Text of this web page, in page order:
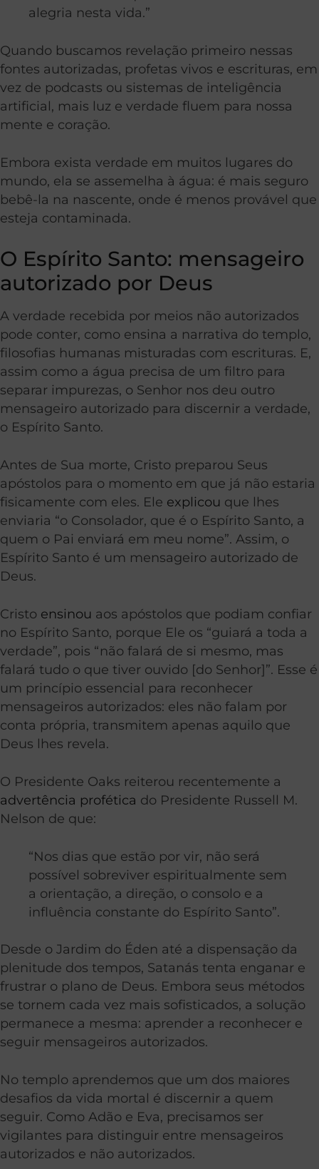
alegria nesta vida.”
Quando buscamos revelação primeiro nessas
fontes autorizadas, profetas vivos e escrituras, em
vez de podcasts ou sistemas de inteligência
artificial, mais luz e verdade fluem para nossa
mente e coração.
Embora exista verdade em muitos lugares do
mundo, ela se assemelha à água: é mais seguro
bebê-la na nascente, onde é menos provável que
esteja contaminada.
O Espírito Santo: mensageiro
autorizado por Deus
A verdade recebida por meios não autorizados
pode conter, como ensina a narrativa do templo,
filosofias humanas misturadas com escrituras. E,
assim como a água precisa de um filtro para
separar impurezas, o Senhor nos deu outro
mensageiro autorizado para discernir a verdade,
o Espírito Santo.
Antes de Sua morte, Cristo preparou Seus
apóstolos para o momento em que já não estaria
fisicamente com eles. Ele explicou que lhes
enviaria “o Consolador, que é o Espírito Santo, a
quem o Pai enviará em meu nome”. Assim, o
Espírito Santo é um mensageiro autorizado de
Deus.
Cristo ensinou aos apóstolos que podiam confiar
no Espírito Santo, porque Ele os “guiará a toda a
verdade”, pois “não falará de si mesmo, mas
falará tudo o que tiver ouvido [do Senhor]”. Esse é
um princípio essencial para reconhecer
mensageiros autorizados: eles não falam por
conta própria, transmitem apenas aquilo que
Deus lhes revela.
O Presidente Oaks reiterou recentemente a
advertência profética do Presidente Russell M.
Nelson de que:
“Nos dias que estão por vir, não será
possível sobreviver espiritualmente sem
a orientação, a direção, o consolo e a
influência constante do Espírito Santo”.
Desde o Jardim do Éden até a dispensação da
plenitude dos tempos, Satanás tenta enganar e
frustrar o plano de Deus. Embora seus métodos
se tornem cada vez mais sofisticados, a solução
permanece a mesma: aprender a reconhecer e
seguir mensageiros autorizados.
No templo aprendemos que um dos maiores
desafios da vida mortal é discernir a quem
seguir. Como Adão e Eva, precisamos ser
vigilantes para distinguir entre mensageiros
autorizados e não autorizados.